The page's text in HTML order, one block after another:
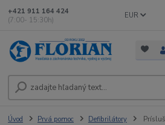
EUR
+421 911 164 424
(7:00- 15:30h)
Úvod Prvá pomoc Defibrilátory